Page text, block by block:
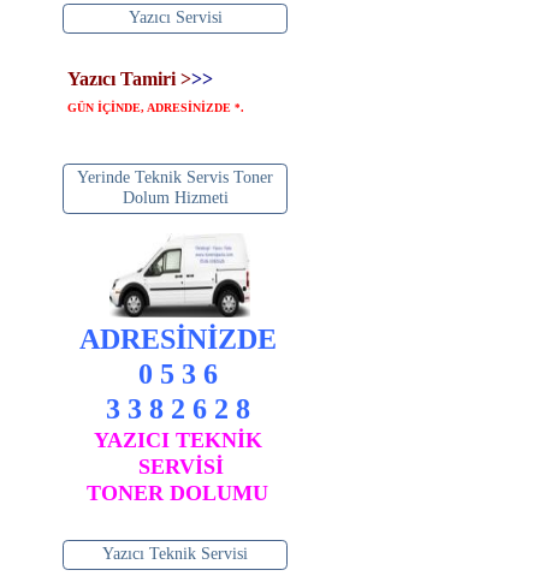
Yazıcı Servisi
Yazıcı Tamiri >>>
GÜN İÇİNDE, ADRESİNİZDE *.
Yerinde Teknik Servis Toner
Dolum Hizmeti
ADRESİNİZDE
0 5 3 6
3 3 8 2 6 2 8
YAZICI TEKNİK
SERVİSİ
TONER DOLUMU
Yazıcı Teknik Servisi